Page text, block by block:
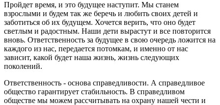
Пройдет время, и это будущее наступит. Мы станем
взрослыми и будем так же беречь и любить своих детей и
заботиться об их будущем. Хочется верить, что оно будет
светлым и радостным. Наши дети вырастут и все повторится
вновь. Ответственность за будущее в свою очередь ложится на
каждого из нас, передается потомкам, и именно от нас
зависит, какой будет наша жизнь, жизнь следующих
поколений.
Ответственность - основа справедливости. А справедливое
общество гарантирует стабильность. В справедливом
обществе мы можем рассчитывать на охрану нашей чести и